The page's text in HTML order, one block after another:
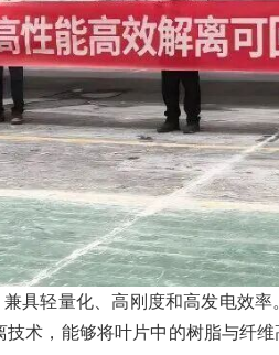
具轻量化、高刚度和高发电效
术，能够将叶片中的树脂与纤